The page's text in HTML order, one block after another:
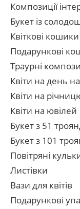
Композиції
Букет із
Квіткові кошики
Подарункові
Траурні
Квіти на день
Квіти на
Квіти на ювілей
Букет з 51
Букет з 101
Повітряні
Листівки
Вази для квітів
Подарункові